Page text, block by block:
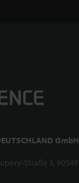
GmbH
Straße 3,